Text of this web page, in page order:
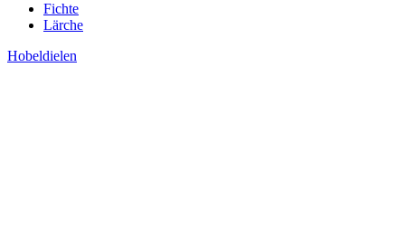
Fichte
Lärche
Hobeldielen